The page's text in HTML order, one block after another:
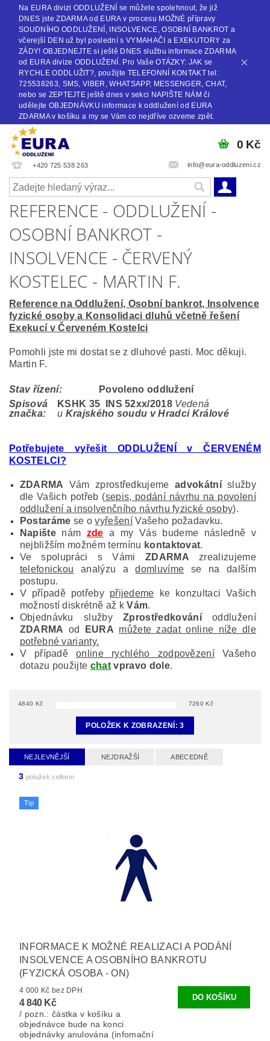
Na EURA divizi ODDLUŽENÍ se můžete spolehnout, že již
DNES jste ZDARMA od EURA v procesu MOŽNÉ přípravy
SOUDNÍHO ODDLUŽENÍ, INSOLVENCE, OSOBNÍ BANKROT a
včerejší DEN už byl poslední s VYMAHAČI a EXEKUTORY za
ZÁDY! OBJEDNEJTE si ještě DNES službu informace ZDARMA
od EURA divize ODDLUŽENÍ. Pro Vaše OTÁZKY: JAK se
RYCHLE ODDLUŽIT?, použijte TELEFONNÍ KONTAKT tel:
725538263, SMS, VIBER, WHATSAPP, MESSENGER, CHAT,
nebo se ZEPTEJTE ještě dnes v sekci NAPIŠTE NÁM či
udělejte OBJEDNÁVKU informace k oddlužení od EURA
ZDARMA v košíku a my se Vám co nejdříve ozveme zpět.
+420 725 538 263 info@eura-oddluzeni.cz
0 Kč
REFERENCE - ODDLUŽENÍ -
OSOBNÍ BANKROT -
INSOLVENCE - ČERVENÝ
KOSTELEC - MARTIN F.
Reference na Oddlužení, Osobní bankrot, Insolvence
fyzické osoby a Konsolidaci dluhů včetně řešení
Exekucí v Červeném Kostelci
Pomohli jste mi dostat se z dluhové pasti. Moc děkuji.
Martin F.
Stav řízení:
Povoleno oddlužení
Spisová
značka:
KSHK 35 INS 52xx/2018 Vedená
u Krajského soudu v Hradci Králové
Potřebujete vyřešit ODDLUŽENÍ v ČERVENÉM
KOSTELCI?
ZDARMA Vám zprostředkujeme advokátníslužby
dle Vašich potřeb (sepis, podání návrhu na povolení
oddlužení a insolvenčního návrhu fyzické osoby).
Postaráme se ovyřešeníVašeho požadavku.
Napištenám zde a my Vás budeme následně v
nejbližším možném termínu kontaktovat.
Ve spolupráci s Vámi ZDARMA zrealizujeme
telefonickou analýzu adomluvíme se na dalším
postupu.
V případě potřeby přijedeme ke konzultaci Vašich
možností diskrétně až kVám.
Objednávku služby
Zprostředkováníoddlužení
ZDARMA od EURA můžete zadat online níže dle
potřebné varianty.
V případěonline rychlého zodpovězení Vašeho
dotazu použijte chatvpravo dole.
4840 Kč 7260 Kč
POLOŽEK K ZOBRAZENÍ:3
NEJLEVNĚJŠÍ NEJDRAŽŠÍ ABECEDNĚ
3 položek celkem
Tip
INFORMACE K MOŽNÉ REALIZACI A PODÁNÍ
INSOLVENCE A OSOBNÍHO BANKROTU
(FYZICKÁ OSOBA - ON)
4 000 Kč bez DPH
4 840 Kč
/ pozn.: částka v košíku a
objednávce bude na konci
objednávky anulována (infomační